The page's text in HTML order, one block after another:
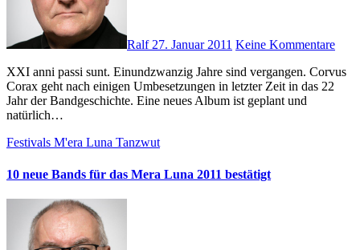
Ralf27. Januar 2011 Keine Kommentare
XXI anni passi sunt. Einundzwanzig Jahre sind vergangen. Corvus
Corax geht nach einigen Umbesetzungen in letzter Zeit in das 22
Jahr der Bandgeschichte. Eine neues Album ist geplant und
natürlich…
Festivals M'era Luna Tanzwut
10 neue Bands für das Mera Luna 2011 bestätigt